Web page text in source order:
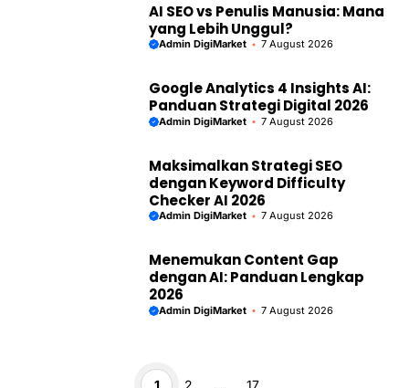
AI SEO vs Penulis Manusia: Mana
yang Lebih Unggul?
Admin DigiMarket 7 August 2026
Google Analytics 4 Insights AI:
Panduan Strategi Digital 2026
Admin DigiMarket 7 August 2026
Maksimalkan Strategi SEO
dengan Keyword Difficulty
Checker AI 2026
Admin DigiMarket 7 August 2026
Menemukan Content Gap
dengan AI: Panduan Lengkap
2026
Admin DigiMarket 7 August 2026
Page
1 Page
2 … Page
17